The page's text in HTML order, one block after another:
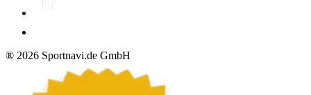
® 2026 Sportnavi.de GmbH